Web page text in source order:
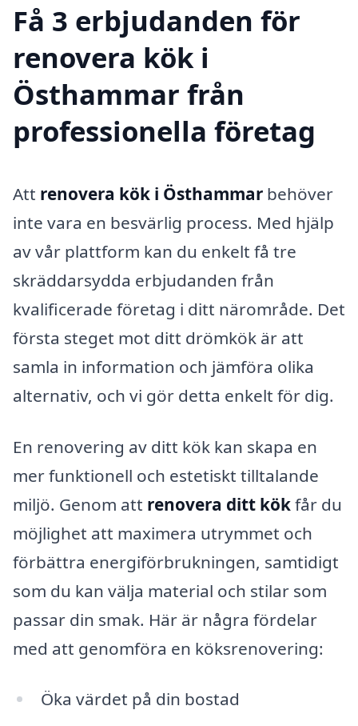
Få 3 erbjudanden för
renovera kök i
Östhammar från
professionella företag
Att renovera kök i Östhammar behöver
inte vara en besvärlig process. Med hjälp
av vår plattform kan du enkelt få tre
skräddarsydda erbjudanden från
kvalificerade företag i ditt närområde. Det
första steget mot ditt drömkök är att
samla in information och jämföra olika
alternativ, och vi gör detta enkelt för dig.
En renovering av ditt kök kan skapa en
mer funktionell och estetiskt tilltalande
miljö. Genom att renovera ditt kökfår du
möjlighet att maximera utrymmet och
förbättra energiförbrukningen, samtidigt
som du kan välja material och stilar som
passar din smak. Här är några fördelar
med att genomföra en köksrenovering:
Öka värdet på din bostad